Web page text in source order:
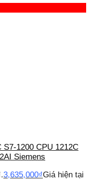
S7-1200 CPU 1212C
Siemens
3,635,000₫Giá hiện tại